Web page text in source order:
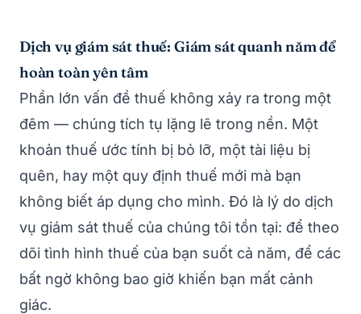
Dịch vụ giám sát thuế: Giám sát quanh năm để
hoàn toàn yên tâm
Phần lớn vấn đề thuế không xảy ra trong một
đêm — chúng tích tụ lặng lẽ trong nền. Một
khoản thuế ước tính bị bỏ lỡ, một tài liệu bị
quên, hay một quy định thuế mới mà bạn
không biết áp dụng cho mình. Đó là lý do dịch
vụ giám sát thuế của chúng tôi tồn tại: để theo
dõi tình hình thuế của bạn suốt cả năm, để các
bất ngờ không bao giờ khiến bạn mất cảnh
giác.